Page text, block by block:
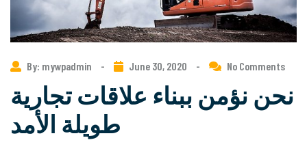
By: mywpadmin - June 30, 2020 - No Comments
نحن نؤمن ببناء علاقات تجارية
طويلة الأمد